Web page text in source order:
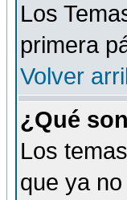
Los
primera
Volver
¿Qué
Los
que ya